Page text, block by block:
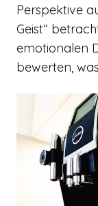
Perspektive
Geist“
emotionalen
bewerten,